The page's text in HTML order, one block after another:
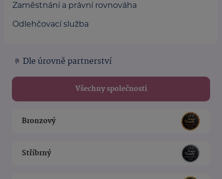
Zaměstnání a právní rovnováha
Odlehčovací služba
Dle úrovně partnerství
Všechny společnosti
Bronzový
Stříbrný